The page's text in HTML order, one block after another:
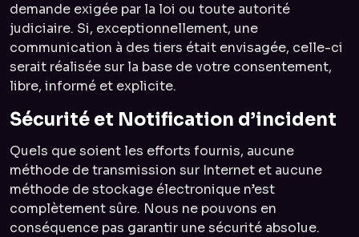
demande exigée par la loi ou toute autorité
judiciaire. Si, exceptionnellement, une
communication à des tiers était envisagée, celle-ci
serait réalisée sur la base de votre consentement,
libre, informé et explicite.
Sécurité et Notification d’incident
Quels que soient les efforts fournis, aucune
méthode de transmission sur Internet et aucune
méthode de stockage électronique n’est
complètement sûre. Nous ne pouvons en
conséquence pas garantir une sécurité absolue.